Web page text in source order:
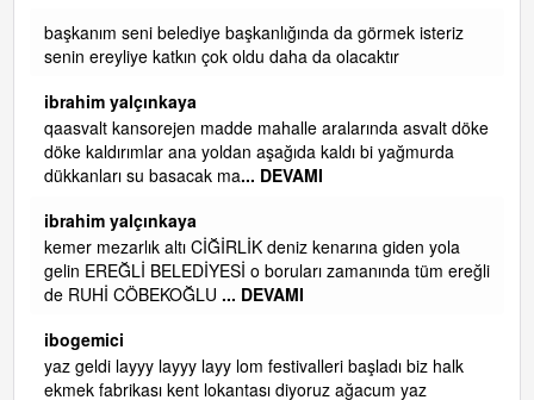
başkanım seni belediye başkanlığında da görmek isteriz
senin ereyliye katkın çok oldu daha da olacaktır
ibrahim yalçınkaya
qaasvalt kansorejen madde mahalle aralarında asvalt döke
döke kaldırımlar ana yoldan aşağıda kaldı bi yağmurda
dükkanları su basacak ma... DEVAMI
ibrahim yalçınkaya
kemer mezarlık altı CİĞİRLİK deniz kenarına giden yola
gelin EREĞLİ BELEDİYESİ o boruları zamanında tüm ereğli
de RUHİ CÖBEKOĞLU ... DEVAMI
ibogemici
yaz geldi layyy layyy layy lom festivalleri başladı biz halk
ekmek fabrikası kent lokantası diyoruz ağacum yaz